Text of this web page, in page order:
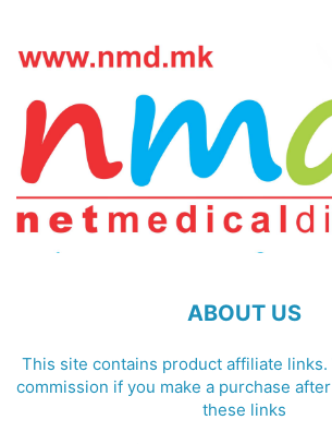
ABOUT US
This site contains product affiliate links.
commission if you make a purchase
these links